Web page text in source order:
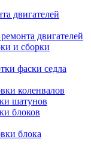
двигателей
двигателей
и сборки
фаски седла
коленвалов
шатунов
блоков
блока